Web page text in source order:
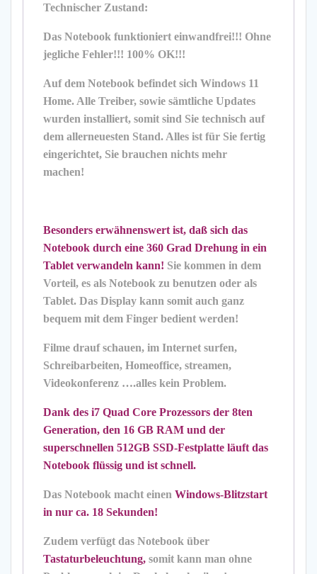
Technischer Zustand:
Das Notebook funktioniert einwandfrei!!! Ohne
jegliche Fehler!!! 100% OK!!!
Auf dem Notebook befindet sich Windows 11
Home. Alle Treiber, sowie sämtliche Updates
wurden installiert, somit sind Sie technisch auf
dem allerneuesten Stand. Alles ist für Sie fertig
eingerichtet, Sie brauchen nichts mehr
machen!
Besonders erwähnenswert ist, daß sich das
Notebook durch eine 360 Grad Drehung in ein
Tablet verwandeln kann! Sie kommen in dem
Vorteil, es als Notebook zu benutzen oder als
Tablet. Das Display kann somit auch ganz
bequem mit dem Finger bedient werden!
Filme drauf schauen, im Internet surfen,
Schreibarbeiten, Homeoffice, streamen,
Videokonferenz ….alles kein Problem.
Dank des i7 Quad Core Prozessors der 8ten
Generation, den 16 GB RAM und der
superschnellen 512GB SSD-Festplatte läuft das
Notebook flüssig und ist schnell.
Das Notebook macht einen Windows-Blitzstart
in nur ca. 18 Sekunden!
Zudem verfügt das Notebook über
Tastaturbeleuchtung, somit kann man ohne